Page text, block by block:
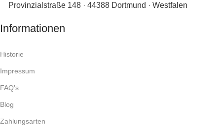
Provinzialstraße 148 · 44388 Dortmund · Westfalen
Informationen
Historie
Impressum
FAQ's
Blog
Zahlungsarten